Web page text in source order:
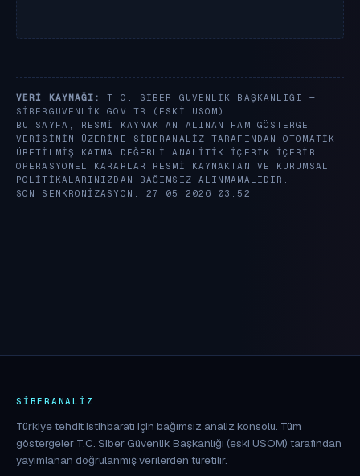
VERI KAYNAĞI:
T.C. SIBER GÜVENLIK BAŞKANLIĞI —
SIBERGUVENLIK.GOV.TR
(ESKI USOM)
BU SAYFA, RESMI KAYNAKTAN ALINAN HAM GÖSTERGE
VERISININ ÜZERINE SIBERANALIZ TARAFINDAN OTOMATIK
ÜRETILMIŞ KATMA DEĞERLI ANALITIK IÇERIK IÇERIR.
OPERASYONEL KARARLAR RESMI KAYNAKTAN VE KURUMSAL
POLITIKALARINIZDAN BAĞIMSIZ ALINMAMALIDIR.
SON SENKRONIZASYON: 27.05.2026 03:52
SIBERANALIZ
Türkiye tehdit istihbaratı için bağımsız analiz konsolu. Tüm
göstergeler T.C. Siber Güvenlik Başkanlığı (eski USOM) tarafından
yayımlanan doğrulanmış verilerden türetilir.